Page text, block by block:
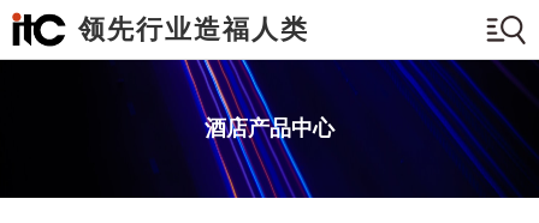
领先行业造福人类
酒店产品中心